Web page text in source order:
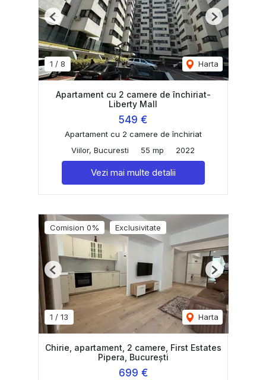
1 / 8 Harta
Previous Next
Apartament cu 2 camere de închiriat-
Liberty Mall
549 €
Apartament cu 2 camere de închiriat
Viilor, Bucuresti
55 mp 2022
Vezi mai multe detalii
Comision 0% Exclusivitate
1 / 13 Harta
Previous Next
Chirie, apartament, 2 camere, First Estates
Pipera, București
699 €